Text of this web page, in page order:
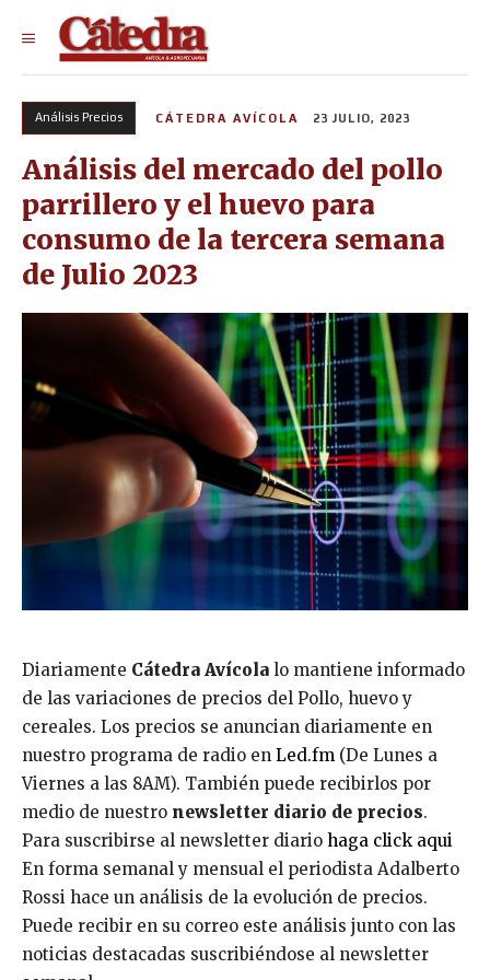
Análisis Precios CÁTEDRA AVÍCOLA 23 JULIO, 2023
Análisis del mercado del pollo
parrillero y el huevo para
consumo de la tercera semana
de Julio 2023
Diariamente Cátedra Avícola lo mantiene informado
de las variaciones de precios del Pollo, huevo y
cereales. Los precios se anuncian diariamente en
nuestro programa de radio en Led.fm (De Lunes a
Viernes a las 8AM). También puede recibirlos por
medio de nuestro newsletter diario de precios.
Para suscribirse al newsletter diario haga click aqui
En forma semanal y mensual el periodista Adalberto
Rossi hace un análisis de la evolución de precios.
Puede recibir en su correo este análisis junto con las
noticias destacadas suscribiéndose al newsletter